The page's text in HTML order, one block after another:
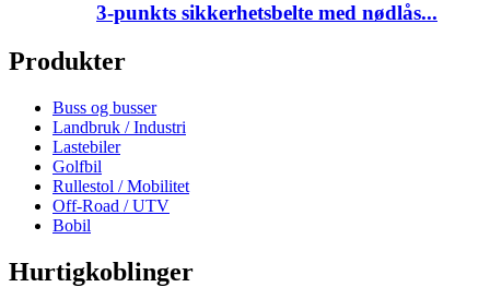
3-punkts sikkerhetsbelte med nødlås...
Produkter
Buss og busser
Landbruk / Industri
Lastebiler
Golfbil
Rullestol / Mobilitet
Off-Road / UTV
Bobil
Hurtigkoblinger